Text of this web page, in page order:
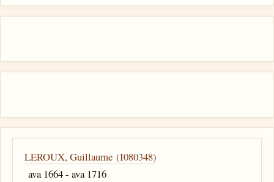
LEROUX, Guillaume (I080348)
ava 1664 - ava 1716